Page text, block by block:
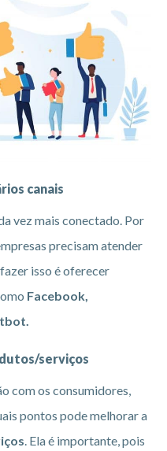
canais
vez mais conectado. Por
precisam atender
isso é oferecer
Facebook,
serviços
com os consumidores,
pontos pode melhorar a
. Ela é importante, pois